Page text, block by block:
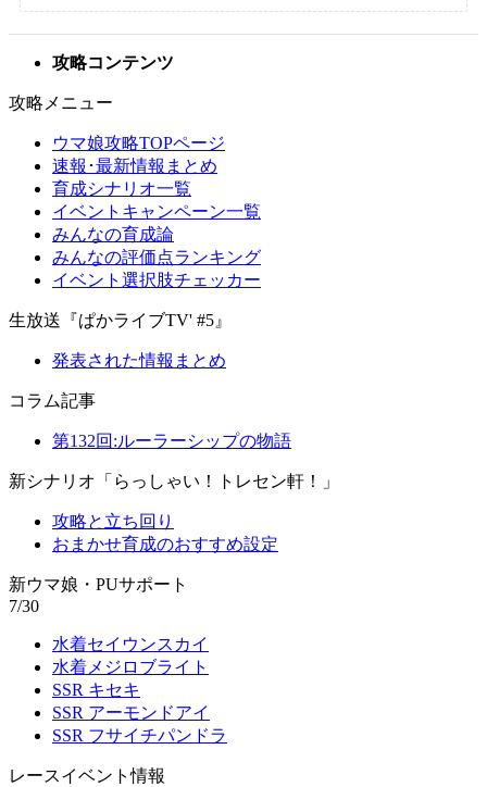
攻略コンテンツ
攻略メニュー
ウマ娘攻略TOPページ
速報･最新情報まとめ
育成シナリオ一覧
イベントキャンペーン一覧
みんなの育成論
みんなの評価点ランキング
イベント選択肢チェッカー
生放送『ぱかライブTV' #5』
発表された情報まとめ
コラム記事
第132回:ルーラーシップの物語
新シナリオ「らっしゃい！トレセン軒！」
攻略と立ち回り
おまかせ育成のおすすめ設定
新ウマ娘・PUサポート
7/30
水着セイウンスカイ
水着メジロブライト
SSR キセキ
SSR アーモンドアイ
SSR フサイチパンドラ
レースイベント情報